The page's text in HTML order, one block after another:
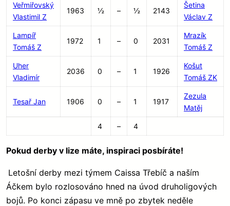
Veřmiřovský
Vlastimil Z
1963 ½ – ½ 2143
Šetina
Václav Z
Lampíř
Tomáš Z
1972 1 – 0 2031
Mrazík
Tomáš Z
Uher
Vladimír
2036 0 – 1 1926
Košut
Tomáš ZK
Tesař Jan 1906 0 – 1 1917
Zezula
Matěj
4 – 4
Pokud derby v lize máte, inspiraci posbíráte!
Letošní derby mezi týmem Caissa Třebíč a naším
Áčkem bylo rozlosováno hned na úvod druholigových
bojů. Po konci zápasu ve mně po zbytek neděle